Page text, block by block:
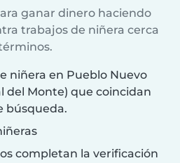
ganar dinero haciendo
trabajos de niñera cerca
niñera en Pueblo Nuevo
del Monte) que coincidan
búsqueda.
completan la verificación